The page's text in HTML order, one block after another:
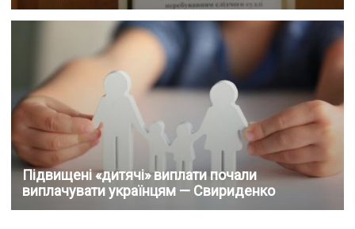
Підвищені «дитячі» виплати почали
виплачувати українцям — Свириденко